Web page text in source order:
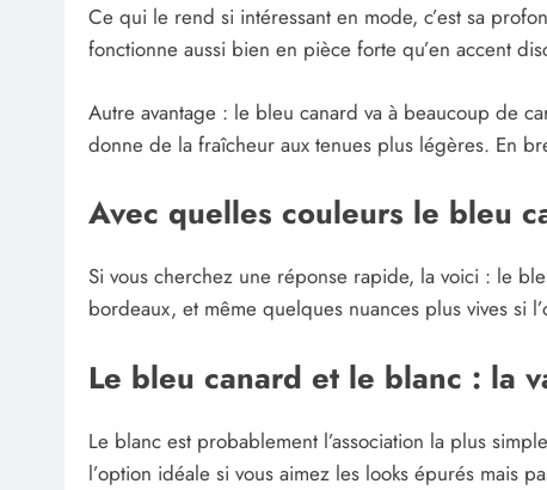
Ce qui le rend si intéressant en mode, c’est sa
fonctionne aussi bien en pièce forte qu’en accent
Autre avantage : le bleu canard va à beaucoup de
donne de la fraîcheur aux tenues plus légères. En
Avec quelles couleurs le bleu
Si vous cherchez une réponse rapide, la voici : le
bordeaux, et même quelques nuances plus vives si
Le bleu canard et le blanc : la
Le blanc est probablement l’association la plus
l’option idéale si vous aimez les looks épurés mais